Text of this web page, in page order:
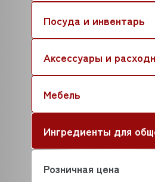
Посуда и инвентарь
Аксессуары и
Мебель
Ингредиенты для
Розничная цена